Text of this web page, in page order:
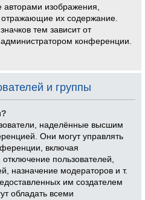
изображения,
их содержание.
тем зависит от
конференции.
и группы
наделённые высшим
Они могут управлять
включая
пользователей,
назначение модераторов и т.
им создателем
обладать всеми